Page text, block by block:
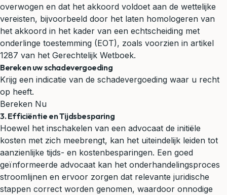
overwogen en dat het akkoord voldoet aan de wettelijke
vereisten, bijvoorbeeld door het laten homologeren van
het akkoord in het kader van een echtscheiding met
onderlinge toestemming (EOT), zoals voorzien in artikel
1287 van het Gerechtelijk Wetboek.
Bereken uw schadevergoeding
Krijg een indicatie van de schadevergoeding waar u recht
op heeft.
Bereken Nu
3. Efficiëntie en Tijdsbesparing
Hoewel het inschakelen van een advocaat de initiële
kosten met zich meebrengt, kan het uiteindelijk leiden tot
aanzienlijke tijds- en kostenbesparingen. Een goed
geïnformeerde advocaat kan het onderhandelingsproces
stroomlijnen en ervoor zorgen dat relevante juridische
stappen correct worden genomen, waardoor onnodige